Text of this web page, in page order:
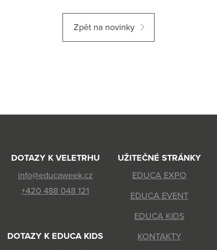
Zpět na novinky
DOTAZY K VELETRHU
info@educaweek.cz
+420 488 048 121
DOTAZY K EDUCA KIDS
UŽITEČNÉ STRÁNKY
EDUCA EXPO
EDUCA EVENT
EDUCA KIDS
KONTAKTY